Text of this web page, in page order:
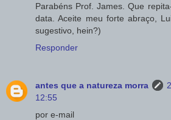
Parabéns Prof. James. Que
data. Aceite meu forte abraço,
sugestivo, hein?)
Responder
antes que a natureza morra
12:55
por e-mail